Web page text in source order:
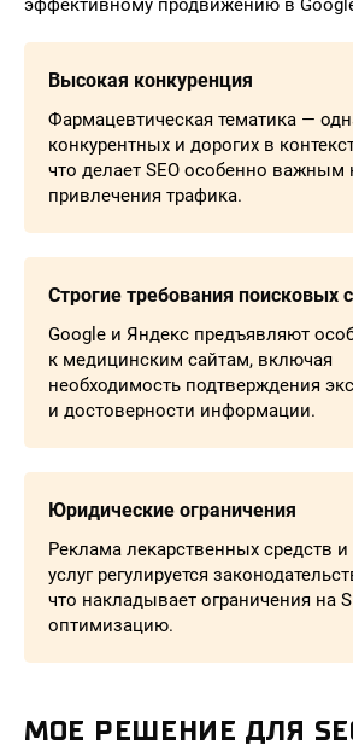
эффективному продвижению в
Высокая конкуренция
Фармацевтическая тематика —
конкурентных и дорогих в
что делает SEO особенно важным
привлечения трафика.
Строгие требования поисковых
Google и Яндекс предъявляют
к медицинским сайтам, включая
необходимость подтверждения
и достоверности информации.
Юридические ограничения
Реклама лекарственных средств
услуг регулируется
что накладывает ограничения на
оптимизацию.
МОЕ РЕШЕНИЕ ДЛЯ